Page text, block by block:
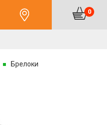
0
Брелоки